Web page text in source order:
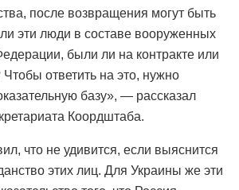
после возвращения могут быть
эти люди в составе вооруженных
были ли на контракте или
ответить на это, нужно
базу», — рассказал
Коордштаба.
что не удивится, если выяснится
этих лиц. Для Украины же эти